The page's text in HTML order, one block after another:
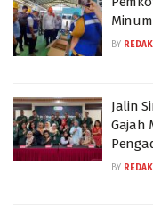
BY
Jalin
Gajah
BY